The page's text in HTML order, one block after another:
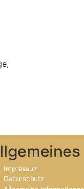
Impressum
Datenschutz